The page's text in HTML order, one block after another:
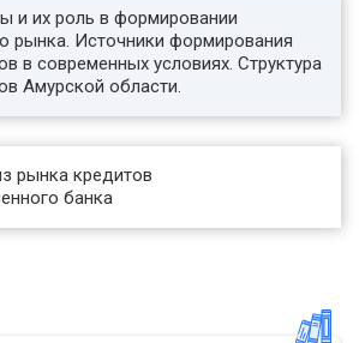
и их роль в формировании
рынка. Источники формирования
в современных условиях. Структура
Амурской области.
рынка кредитов
банка